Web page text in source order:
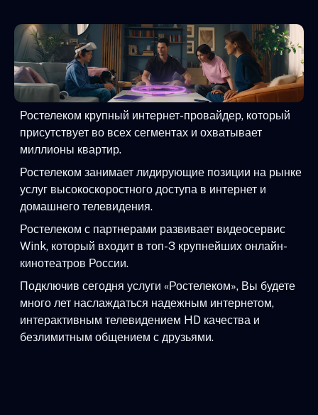
Ростелеком крупный интернет-провайдер, который
присутствует во всех сегментах и охватывает
миллионы квартир.
Ростелеком занимает лидирующие позиции на рынке
услуг высокоскоростного доступа в интернет и
домашнего телевидения.
Ростелеком с партнерами развивает видеосервис
Wink, который входит в топ-3 крупнейших онлайн-
кинотеатров России.
Подключив сегодня услуги «Ростелеком», Вы будете
много лет наслаждаться надежным интернетом,
интерактивным телевидением HD качества и
безлимитным общением с друзьями.